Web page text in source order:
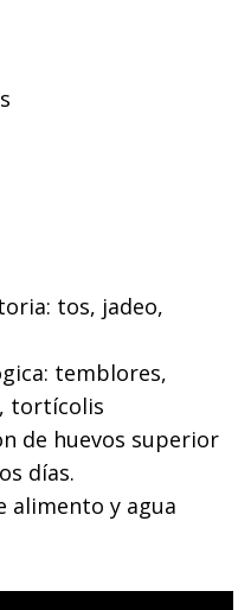
tos, jadeo,
temblores,
tortícolis
de huevos superior
días.
alimento y agua